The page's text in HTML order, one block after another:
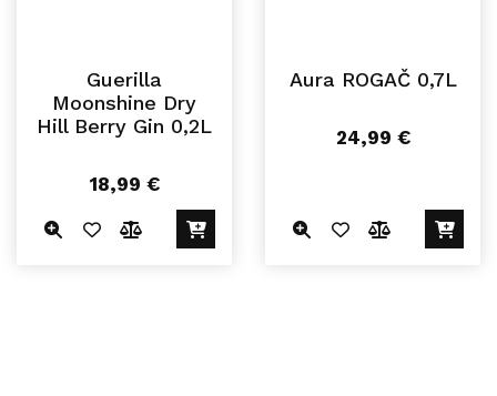
Guerilla
Moonshine Dry
Hill Berry Gin 0,2L
18,99 €
Aura ROGAČ 0,7L
24,99 €